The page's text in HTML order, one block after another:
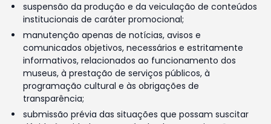
suspensão da produção e da veiculação de conteúdos
institucionais de caráter promocional;
manutenção apenas de notícias, avisos e
comunicados objetivos, necessários e estritamente
informativos, relacionados ao funcionamento dos
museus, à prestação de serviços públicos, à
programação cultural e às obrigações de
transparência;
submissão prévia das situações que possam suscitar